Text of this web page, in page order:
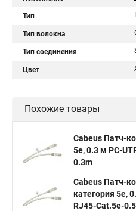
Тип
Тип волокна
Тип соединения
Цвет
Похожие товары
Cabeus Патч-
5e, 0.3 м PC-
0.3m
Cabeus Патч-
категория 5e,
RJ45-Cat.5e-